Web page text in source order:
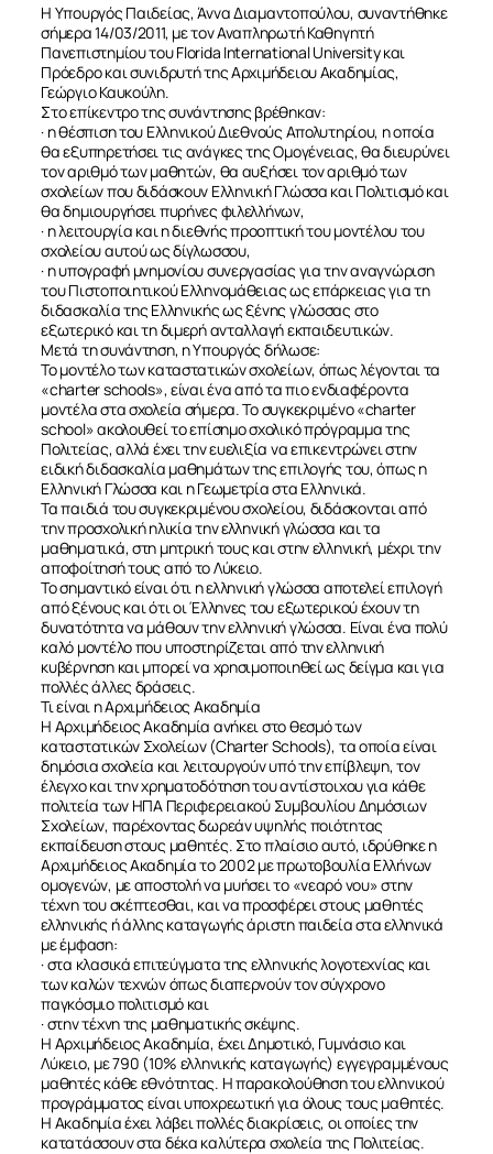
ΣΧΕΤΙΚΑ
ΝΕΑ
ΕΠΙΚΟΙΝΩΝΙΑ
Η Υπουργός Παιδείας, Άννα Διαμαντοπούλου, συναντήθηκε
σήμερα 14/03/2011, με τον Αναπληρωτή Καθηγητή
Πανεπιστημίου του Florida International University και
Πρόεδρο και συνιδρυτή της Αρχιμήδειου Ακαδημίας,
Γεώργιο Καυκούλη.
Στο επίκεντρο της συνάντησης βρέθηκαν:
· η θέσπιση του Ελληνικού Διεθνούς Απολυτηρίου, η οποία
θα εξυπηρετήσει τις ανάγκες της Ομογένειας, θα διευρύνει
τον αριθμό των μαθητών, θα αυξήσει τον αριθμό των
σχολείων που διδάσκουν Ελληνική Γλώσσα και Πολιτισμό και
θα δημιουργήσει πυρήνες φιλελλήνων,
· η λειτουργία και η διεθνής προοπτική του μοντέλου του
σχολείου αυτού ως δίγλωσσου,
· η υπογραφή μνημονίου συνεργασίας για την αναγνώριση
του Πιστοποιητικού Ελληνομάθειας ως επάρκειας για τη
διδασκαλία της Ελληνικής ως ξένης γλώσσας στο
εξωτερικό και τη διμερή ανταλλαγή εκπαιδευτικών.
Μετά τη συνάντηση, η Υπουργός δήλωσε:
Το μοντέλο των καταστατικών σχολείων, όπως λέγονται τα
«charter schools», είναι ένα από τα πιο ενδιαφέροντα
μοντέλα στα σχολεία σήμερα. Το συγκεκριμένο «charter
school» ακολουθεί το επίσημο σχολικό πρόγραμμα της
Πολιτείας, αλλά έχει την ευελιξία να επικεντρώνει στην
ειδική διδασκαλία μαθημάτων της επιλογής του, όπως η
Ελληνική Γλώσσα και η Γεωμετρία στα Ελληνικά.
Τα παιδιά του συγκεκριμένου σχολείου, διδάσκονται από
την προσχολική ηλικία την ελληνική γλώσσα και τα
μαθηματικά, στη μητρική τους και στην ελληνική, μέχρι την
αποφοίτησή τους από το Λύκειο.
Το σημαντικό είναι ότι η ελληνική γλώσσα αποτελεί επιλογή
από ξένους και ότι οι Έλληνες του εξωτερικού έχουν τη
δυνατότητα να μάθουν την ελληνική γλώσσα. Είναι ένα πολύ
καλό μοντέλο που υποστηρίζεται από την ελληνική
κυβέρνηση και μπορεί να χρησιμοποιηθεί ως δείγμα και για
πολλές άλλες δράσεις.
Τι είναι η Αρχιμήδειος Ακαδημία
Η Αρχιμήδειος Ακαδημία ανήκει στο θεσμό των
καταστατικών Σχολείων (Charter Schools), τα οποία είναι
δημόσια σχολεία και λειτουργούν υπό την επίβλεψη, τον
έλεγχο και την χρηματοδότηση του αντίστοιχου για κάθε
πολιτεία των ΗΠΑ Περιφερειακού Συμβουλίου Δημόσιων
Σχολείων, παρέχοντας δωρεάν υψηλής ποιότητας
εκπαίδευση στους μαθητές. Στο πλαίσιο αυτό, ιδρύθηκε η
Αρχιμήδειος Ακαδημία το 2002 με πρωτοβουλία Ελλήνων
ομογενών, με αποστολή να μυήσει το «νεαρό νου» στην
τέχνη του σκέπτεσθαι, και να προσφέρει στους μαθητές
ελληνικής ή άλλης καταγωγής άριστη παιδεία στα ελληνικά
με έμφαση:
· στα κλασικά επιτεύγματα της ελληνικής λογοτεχνίας και
των καλών τεχνών όπως διαπερνούν τον σύγχρονο
παγκόσμιο πολιτισμό και
· στην τέχνη της μαθηματικής σκέψης.
Η Αρχιμήδειος Ακαδημία, έχει Δημοτικό, Γυμνάσιο και
Λύκειο, με 790 (10% ελληνικής καταγωγής) εγγεγραμμένους
μαθητές κάθε εθνότητας. Η παρακολούθηση του ελληνικού
προγράμματος είναι υποχρεωτική για όλους τους μαθητές.
Η Ακαδημία έχει λάβει πολλές διακρίσεις, οι οποίες την
κατατάσσουν στα δέκα καλύτερα σχολεία της Πολιτείας.